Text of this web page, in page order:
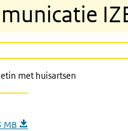
met huisartsen
MB